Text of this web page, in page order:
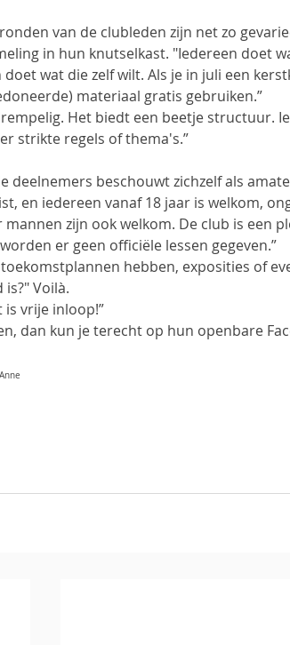
van de clubleden zijn net zo
in hun knutselkast. "Iedereen doet
doet wat die zelf wilt. Als je in juli een
materiaal gratis gebruiken.”
Het biedt een beetje structuur.
strikte regels of thema's.”
deelnemers beschouwt zichzelf als
en iedereen vanaf 18 jaar is welkom,
zijn ook welkom. De club is een
er geen officiële lessen gegeven.”
hebben, exposities of
Voilà.
is vrije inloop!”
dan kun je terecht op hun openbare